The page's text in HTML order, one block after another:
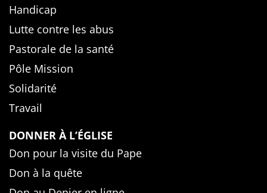
Handicap
Lutte contre les abus
Pastorale de la santé
Pôle Mission
Solidarité
Travail
DONNER À L’ÉGLISE
Don pour la visite du Pape
Don à la quête